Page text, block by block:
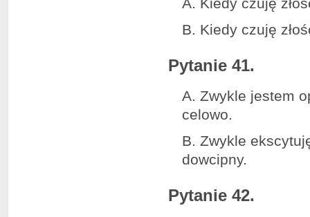
B. Kiedy czuję
Pytanie 41.
A. Zwykle jestem
celowo.
B. Zwykle
dowcipny.
Pytanie 42.